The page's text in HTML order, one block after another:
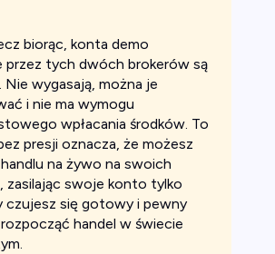
biorąc, konta demo
przez tych dwóch brokerów są
Nie wygasają, można je
i nie ma wymogu
wpłacania środków. To
presji oznacza, że możesz
na żywo na swoich
zasilając swoje konto tylko
czujesz się gotowy i pewny
handel w świecie